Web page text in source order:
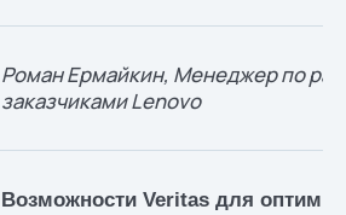
Роман Ермайкин, Менеджер по
заказчиками Lenovo
Возможности Veritas для